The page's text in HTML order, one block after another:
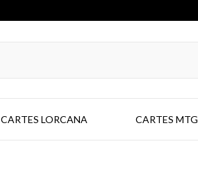
CARTES LORCANA CARTES MTG